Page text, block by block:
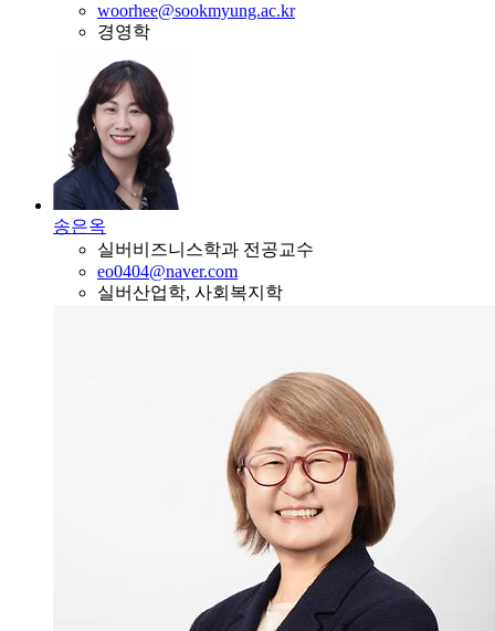
woorhee@sookmyung.ac.kr
경영학
송은옥
실버비즈니스학과 전공교수
eo0404@naver.com
실버산업학, 사회복지학